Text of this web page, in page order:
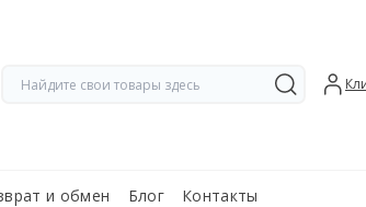
и обмен Блог Контакты